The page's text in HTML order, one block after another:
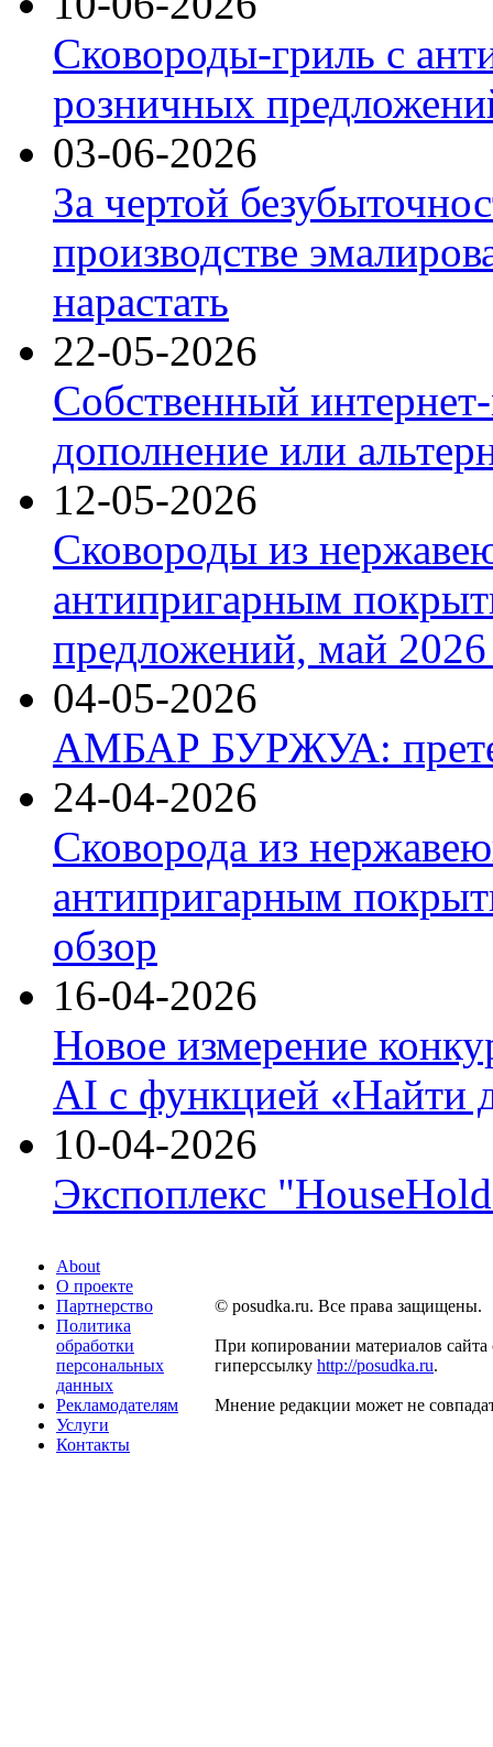
Сковороды-гриль с
розничных
03-06-2026
За чертой
производстве
нарастать
22-05-2026
Собственный
дополнение или
12-05-2026
Сковороды из
антипригарным
предложений, май 2026
04-05-2026
АМБАР БУРЖУА:
24-04-2026
Сковорода из
антипригарным
обзор
16-04-2026
Новое измерение
AI с функцией «Найти
10-04-2026
Экспоплекс
About
О проекте
Партнерство
Политика
обработки
персональных
данных
Рекламодателям
Услуги
Контакты
© posudka.ru. Все права защищены.
При копировании материалов сайта
гиперссылку http://posudka.ru.
Мнение редакции может не